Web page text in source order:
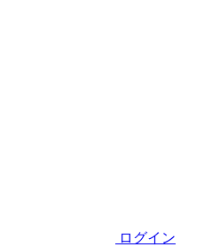
ログイン